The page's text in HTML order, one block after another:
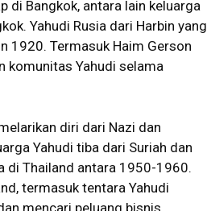
di Bangkok, antara lain keluarga
Yahudi Rusia dari Harbin yang
1920. Termasuk Haim Gerson
komunitas Yahudi selama
diri dari Nazi dan
Yahudi tiba dari Suriah dan
di Thailand antara 1950-1960.
termasuk tentara Yahudi
mencari peluang bisnis.